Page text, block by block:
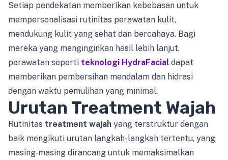
Setiap pendekatan memberikan kebebasan untuk
mempersonalisasi rutinitas perawatan kulit,
mendukung kulit yang sehat dan bercahaya. Bagi
mereka yang menginginkan hasil lebih lanjut,
perawatan seperti teknologi HydraFacial dapat
memberikan pembersihan mendalam dan hidrasi
dengan waktu pemulihan yang minimal.
Urutan Treatment Wajah
Rutinitas treatment wajah yang terstruktur dengan
baik mengikuti urutan langkah-langkah tertentu, yang
masing-masing dirancang untuk memaksimalkan